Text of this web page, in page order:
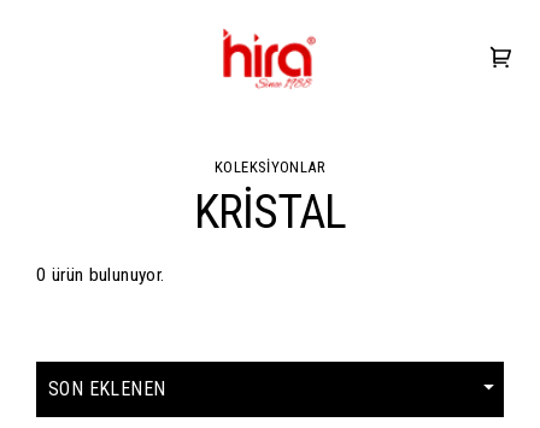
KOLEKSİYONLAR
KRİSTAL
0 ürün bulunuyor.